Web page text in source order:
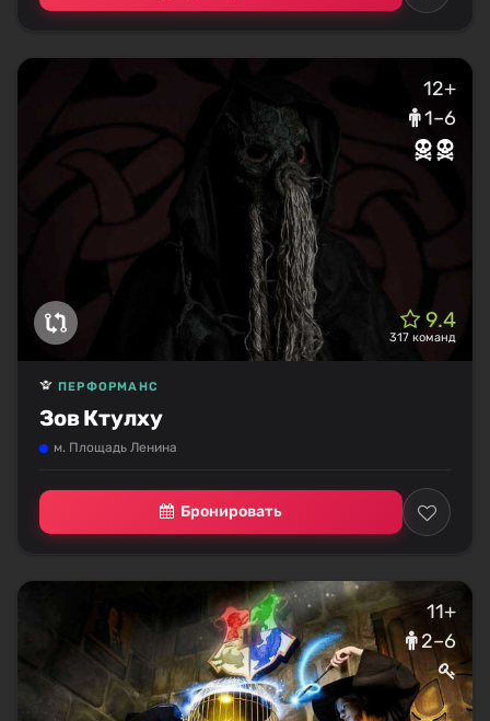
12+
1–6
9.4
317 команд
Зов Ктулху
ПЕРФОРМАНС
м. Площадь Ленина
Бронировать
11+
2–6